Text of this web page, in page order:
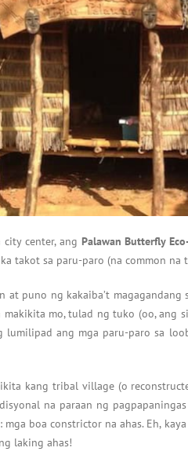
center, ang Palawan Butterfly
takot sa paru-paro (na common na
at puno ng kakaiba’t
makikita mo, tulad ng tuko (oo, ang
lumilipad ang mga paru-paro sa
kang tribal village (o
na paraan ng
mga boa constrictor na ahas. Eh,
laking ahas!